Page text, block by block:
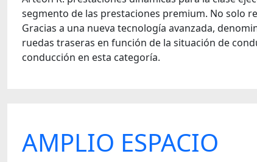
segmento de las prestaciones premium. No solo
Gracias a una nueva tecnología avanzada,
ruedas traseras en función de la situación de
conducción en esta categoría.
AMPLIO ESPACIO